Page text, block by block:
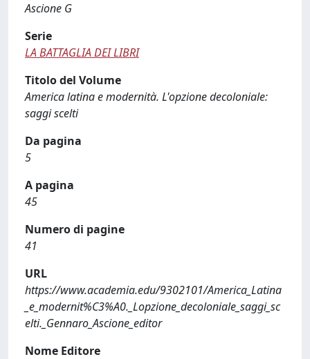
Ascione G
Serie
LA BATTAGLIA DEI LIBRI
Titolo del Volume
America latina e modernità. L'opzione decoloniale:
saggi scelti
Da pagina
5
A pagina
45
Numero di pagine
41
URL
https://www.academia.edu/9302101/America_Latina
_e_modernit%C3%A0._Lopzione_decoloniale_saggi_sc
elti._Gennaro_Ascione_editor
Nome Editore